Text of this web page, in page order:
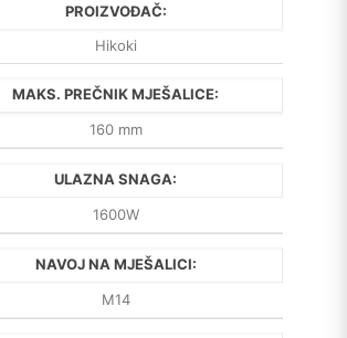
PROIZVOĐAČ:
Hikoki
MAKS. PREČNIK MJEŠALICE:
160 mm
ULAZNA SNAGA:
1600W
NAVOJ NA MJEŠALICI:
M14